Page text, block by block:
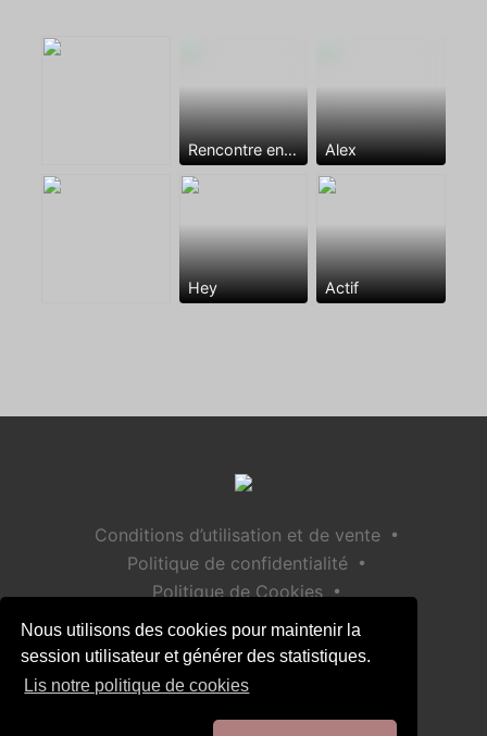
Nous utilisons des cookies pour maintenir la
session utilisateur et générer des statistiques.
Lis notre politique de cookies
Rencontre entre mecs Alex
Hey Actif
Conditions d’utilisation et de vente •
Politique de confidentialité •
Politique de Cookies •
Politique de sécurité des enfants
Aide / Contact